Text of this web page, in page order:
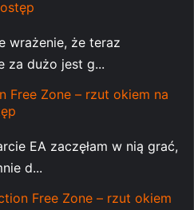
wrażenie, że teraz
za dużo jest g...
Free Zone – rzut okiem na
EA zaczęłam w nią grać,
d...
Free Zone – rzut okiem